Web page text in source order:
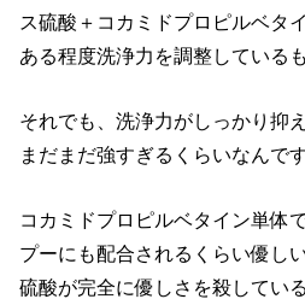
ス硫酸＋コカミドプロピルベタ
ある程度洗浄力を調整している
それでも、洗浄力がしっかり抑
まだまだ強すぎるくらいなんで
コカミドプロピルベタイン単体
プーにも配合されるくらい優し
硫酸が完全に優しさを殺してい